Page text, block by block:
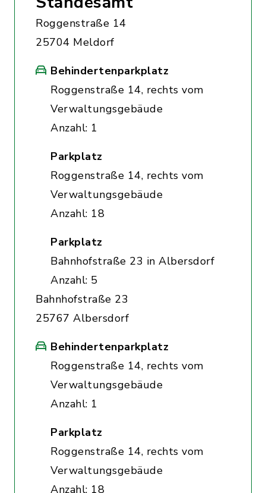
Roggenstraße 14
25704 Meldorf
Behindertenparkplatz
Roggenstraße 14, rechts vom
Verwaltungsgebäude
Anzahl: 1
Parkplatz
Roggenstraße 14, rechts vom
Verwaltungsgebäude
Anzahl: 18
Parkplatz
Bahnhofstraße 23 in Albersdorf
Anzahl: 5
Bahnhofstraße 23
25767 Albersdorf
Behindertenparkplatz
Roggenstraße 14, rechts vom
Verwaltungsgebäude
Anzahl: 1
Parkplatz
Roggenstraße 14, rechts vom
Verwaltungsgebäude
Anzahl: 18